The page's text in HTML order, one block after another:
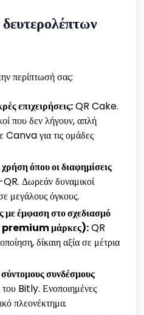
περίπτωσή σας:
επιχειρήσεις:QR Cake.
που δεν λήγουν, απλή
για τις ομάδες
όπου οι διαφημίσεις
Δωρεάν δυναμικοί
μεγάλους όγκους.
με έμφαση στο σχεδιασμό
premium μάρκες):QR
δίκαιη αξία σε μέτρια
συνδέσμους
Bitly. Ενοποιημένες
πλεονέκτημα.